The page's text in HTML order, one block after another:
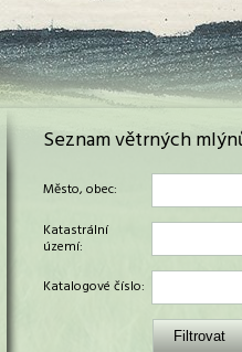
Seznam větrných
Město, obec:
Katastrální
území:
Katalogové číslo: